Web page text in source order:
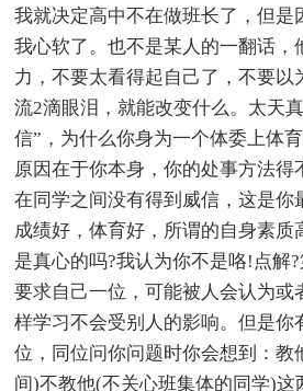
我就决定高中不在做班长了，但是
我心软了。也不是某人的一翻话，
力，不要太看得起自己了，不要以
流2滴眼泪，就能改变什么。太天
信”，为什么你身为一个体委上体
原因在于你本身，你的处事方法得
在同学之间没有得到威信，这是你
成绩好，体育好，所谓的自身素质
是真心的吗?我认为你不是咯!点解
要求自己一位，可能被人会认为或
样学习不会受别人的影响。但是你
位，同位问你问题时你会想到：教
间)不教他(不关心班集体的同学)这